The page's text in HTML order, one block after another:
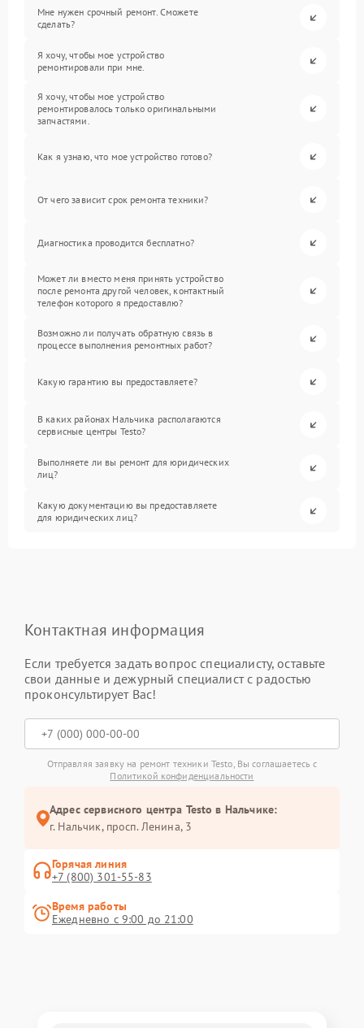
Мне нужен срочный ремонт. Сможете
сделать?
Я хочу, чтобы мое устройство
ремонтировали при мне.
Я хочу, чтобы мое устройство
ремонтировалось только оригинальными
запчастями.
Как я узнаю, что мое устройство готово?
От чего зависит срок ремонта техники?
Диагностика проводится бесплатно?
Может ли вместо меня принять устройство
после ремонта другой человек, контактный
телефон которого я предоставлю?
Возможно ли получать обратную связь в
процессе выполнения ремонтных работ?
Какую гарантию вы предоставляете?
В каких районах Нальчика располагаются
сервисные центры Testo?
Выполняете ли вы ремонт для юридических
лиц?
Какую документацию вы предоставляете
для юридических лиц?
Контактная информация
Если требуется задать вопрос специалисту, оставьте
свои данные и дежурный специалист с радостью
проконсультирует Вас!
Отправляя заявку на ремонт техники Testo, Вы соглашаетесь с
Политикой конфиденциальности
Адрес сервисного центра Testo в Нальчике:
г. Нальчик, просп. Ленина, 3
Горячая линия
+7 (800) 301-55-83
Время работы
Ежедневно с 9:00 до 21:00